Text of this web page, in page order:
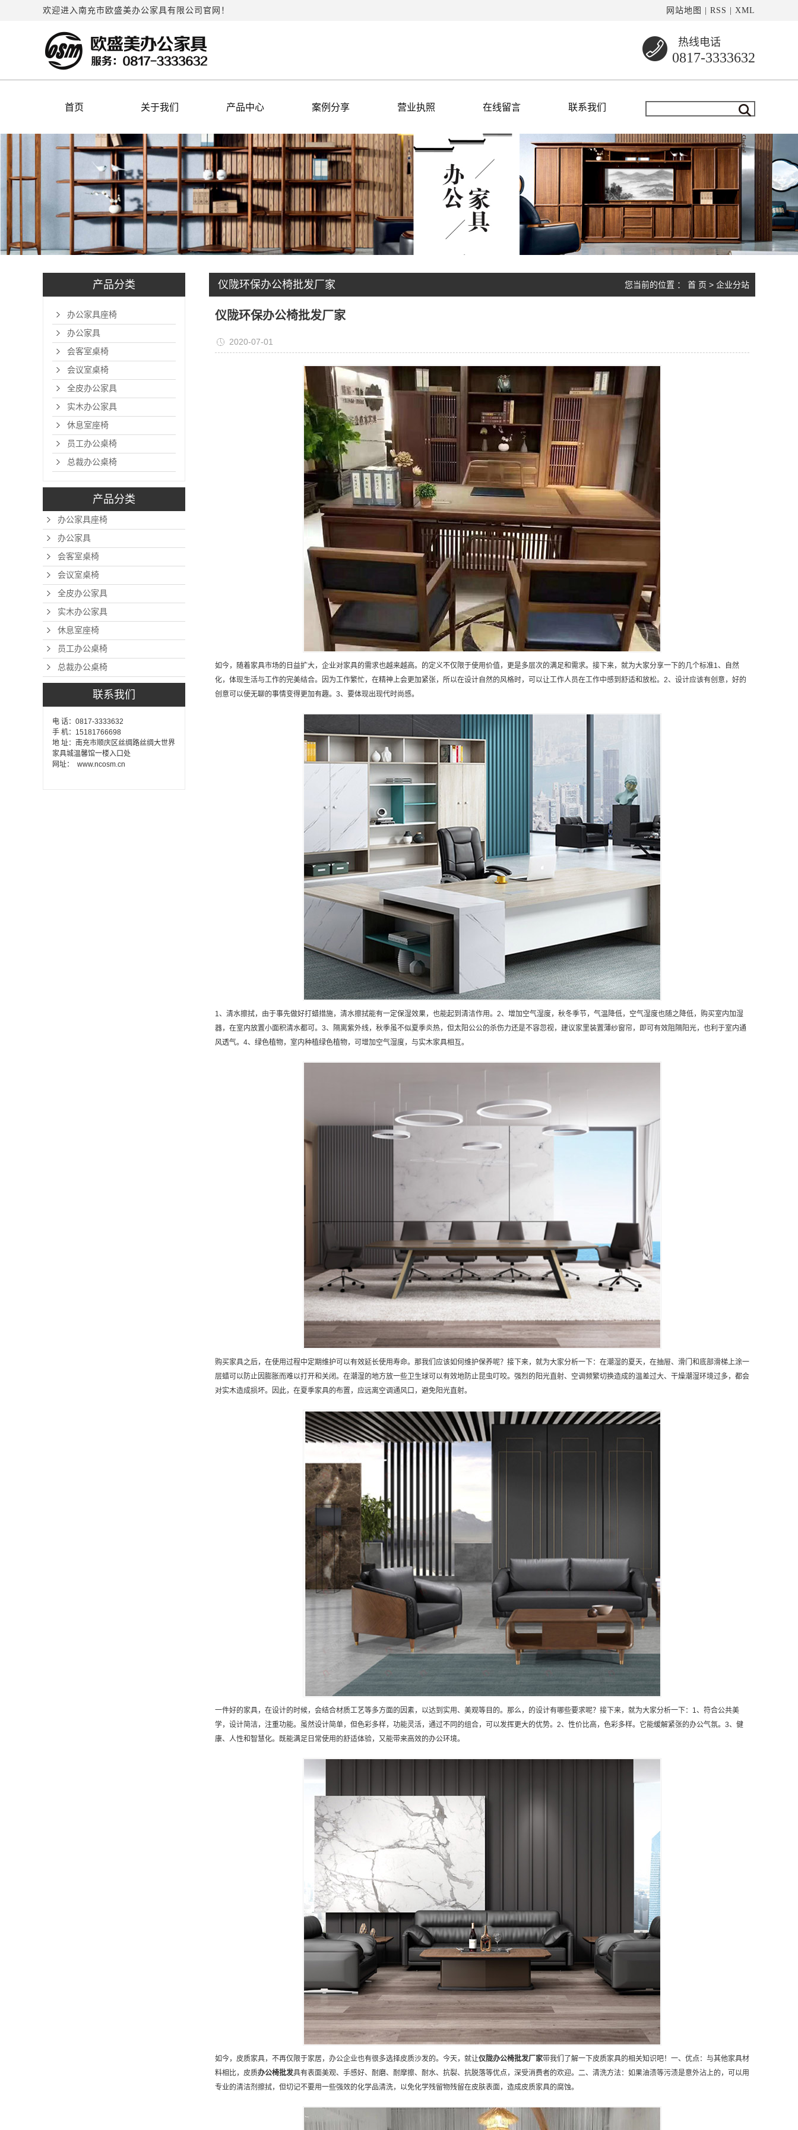
欢迎进入南充市欧盛美办公家具有限公司官网！ 网站地图 RSS XML
热线电话
0817-3333632
首页 关于我们 产品中心 案例分享 营业执照 在线留言 联系我们
产品分类
办公家具座椅
办公家具
会客室桌椅
会议室桌椅
全皮办公家具
实木办公家具
休息室座椅
员工办公桌椅
总裁办公桌椅
产品分类
办公家具座椅
办公家具
会客室桌椅
会议室桌椅
全皮办公家具
实木办公家具
休息室座椅
员工办公桌椅
总裁办公桌椅
联系我们
电 话：0817-3333632
手 机：15181766698
地 址：南充市顺庆区丝绸路丝绸大世界
家具城温馨馆一楼入口处
网址： www.ncosm.cn
仪陇环保办公椅批发厂家 您当前的位置 ： 首 页 > 企业分站
仪陇环保办公椅批发厂家
2020-07-01
如今，随着家具市场的日益扩大，企业对家具的需求也越来越高。的定义不仅限于使用价值，更是多层次的满足和需求。接下来，就为大家分享一下的几个标准1、自然
化，体现生活与工作的完美结合。因为工作繁忙，在精神上会更加紧张，所以在设计自然的风格时，可以让工作人员在工作中感到舒适和放松。2、设计应该有创意，好的
创意可以使无聊的事情变得更加有趣。3、要体现出现代时尚感。
1、清水擦拭，由于事先做好打蜡措施，清水擦拭能有一定保湿效果，也能起到清洁作用。2、增加空气湿度，秋冬季节，气温降低，空气湿度也随之降低，购买室内加湿
器，在室内放置小面积清水都可。3、隔离紫外线，秋季虽不似夏季炎热，但太阳公公的杀伤力还是不容忽视，建议家里装置薄纱窗帘，即可有效阻隔阳光，也利于室内通
风透气。4、绿色植物，室内种植绿色植物，可增加空气湿度，与实木家具相互。
购买家具之后，在使用过程中定期维护可以有效延长使用寿命。那我们应该如何维护保养呢？接下来，就为大家分析一下：在潮湿的夏天，在抽屉、滑门和底部滑梯上涂一
层蜡可以防止因膨胀而难以打开和关闭。在潮湿的地方放一些卫生球可以有效地防止昆虫叮咬。强烈的阳光直射、空调频繁切换造成的温差过大、干燥潮湿环境过多，都会
对实木造成损坏。因此，在夏季家具的布置，应远离空调通风口，避免阳光直射。
一件好的家具，在设计的时候，会结合材质工艺等多方面的因素，以达到实用、美观等目的。那么，的设计有哪些要求呢？接下来，就为大家分析一下：1、符合公共美
学，设计简洁，注重功能。虽然设计简单，但色彩多样，功能灵活，通过不同的组合，可以发挥更大的优势。2、性价比高，色彩多样。它能缓解紧张的办公气氛。3、健
康、人性和智慧化。既能满足日常使用的舒适体验，又能带来高效的办公环境。
如今，皮质家具，不再仅限于家居，办公企业也有很多选择皮质沙发的。今天，就让仪陇办公椅批发厂家带我们了解一下皮质家具的相关知识吧！一、优点：与其他家具材
料相比，皮质办公椅批发具有表面美观、手感好、耐磨、耐摩擦、耐水、抗裂、抗脱落等优点，深受消费者的欢迎。二、清洗方法：如果油渍等污渍是意外沾上的，可以用
专业的清洁剂擦拭，但切记不要用一些强效的化学品清洗，以免化学残留物残留在皮肤表面，造成皮质家具的腐蚀。